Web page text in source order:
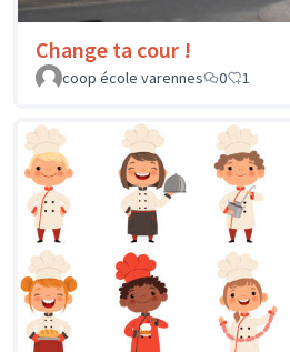
Change ta cour !
coop école varennes
0 1